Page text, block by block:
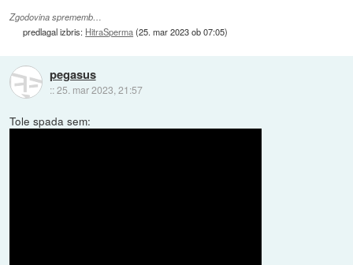
Zgodovina sprememb…
predlagal izbris: HitraSperma(25. mar 2023 ob 07:05)
pegasus
::25. mar 2023, 21:57
Tole spada sem: